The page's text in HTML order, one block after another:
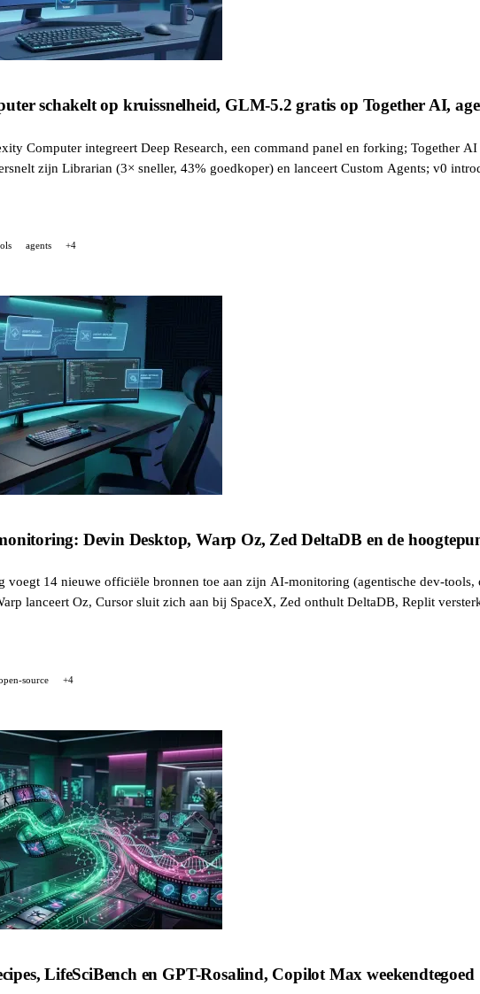
schakelt op kruissnelheid, GLM-5.2 gratis op Together AI,
Computer integreert Deep Research, een command panel en forking; Together
zijn Librarian (3× sneller, 43% goedkoper) en lanceert Custom Agents; v0
agents +4
Devin Desktop, Warp Oz, Zed DeltaDB en de
voegt 14 nieuwe officiële bronnen toe aan zijn AI-monitoring (agentische dev-
lanceert Oz, Cursor sluit zich aan bij SpaceX, Zed onthult DeltaDB, Replit
source +4
LifeSciBench en GPT-Rosalind, Copilot Max weekendtegoed